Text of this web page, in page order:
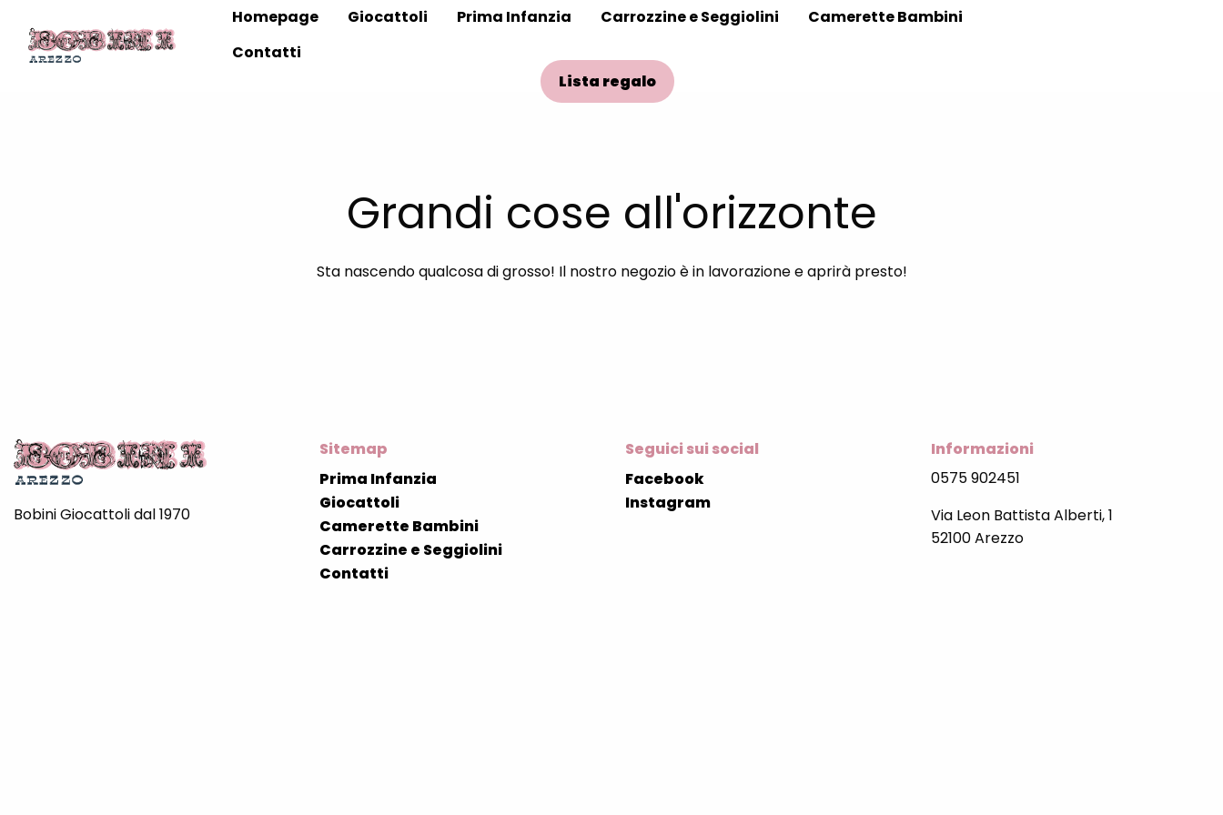
Homepage Giocattoli Prima Infanzia Carrozzine e Seggiolini
Camerette Bambini
Contatti
Lista regalo
Grandi cose all'orizzonte
Sta nascendo qualcosa di grosso! Il nostro negozio è in lavorazione e aprirà presto!
Bobini Giocattoli dal 1970
Sitemap
Prima Infanzia
Giocattoli
Camerette Bambini
Carrozzine e Seggiolini
Contatti
Seguici sui social
Facebook
Instagram
Informazioni
0575 902451
Via Leon Battista Alberti, 1
52100 Arezzo